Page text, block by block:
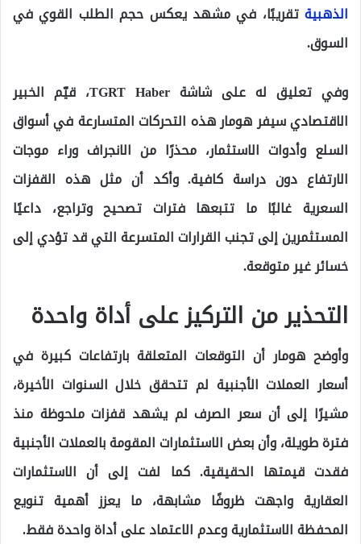
الذهبيةتقريبًا، في مشهد يعكس حجم الطلب القوي في
السوق.
وفي تعليق له على شاشة TGRT Haber، قيّم الخبير
الاقتصادي سيفر هومار هذه التحركات المتسارعة في أسواق
السلع وأدوات الاستثمار، محذرًا من الانجراف وراء موجات
الارتفاع دون دراسة كافية. وأكد أن مثل هذه القفزات
السعرية غالبًا ما تتبعها فترات تصحيح وتراجع، داعيًا
المستثمرين إلى تجنب القرارات المتسرعة التي قد تؤدي إلى
خسائر غير متوقعة.
التحذير من التركيز على أداة واحدة
وأوضح هومار أن التوقعات المتعلقة بارتفاعات كبيرة في
أسعار العملات الأجنبية لم تتحقق خلال السنوات الأخيرة،
مشيرًا إلى أن سعر الصرف لم يشهد قفزات ملحوظة منذ
فترة طويلة، وأن بعض الاستثمارات المقومة بالعملات الأجنبية
فقدت قيمتها الحقيقية. كما لفت إلى أن الاستثمارات
العقارية واجهت ظروفًا مشابهة، ما يعزز أهمية تنويع
المحفظة الاستثمارية وعدم الاعتماد على أداة واحدة فقط.